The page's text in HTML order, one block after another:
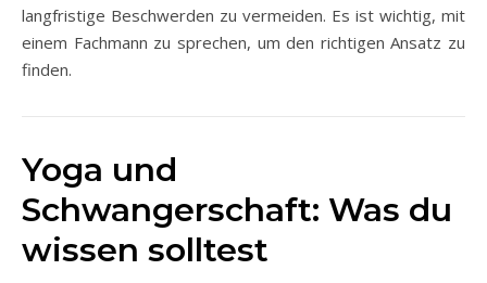
langfristige Beschwerden zu vermeiden. Es ist wichtig, mit
einem Fachmann zu sprechen, um den richtigen Ansatz zu
finden.
Yoga und
Schwangerschaft: Was du
wissen solltest